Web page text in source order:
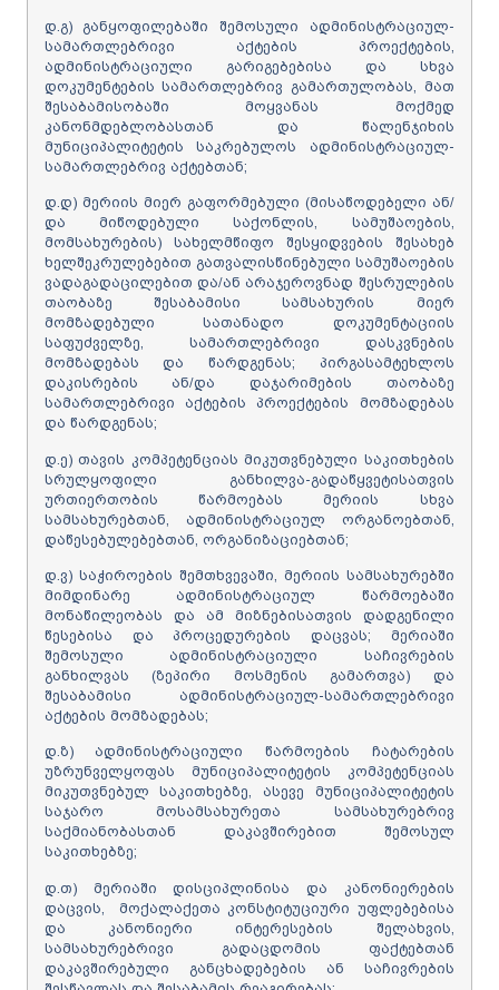
დ.გ) განყოფილებაში შემოსული ადმინისტრაციულ-
სამართლებრივი აქტების პროექტების,
ადმინისტრაციული გარიგებებისა და სხვა
დოკუმენტების სამართლებრივ გამართულობას, მათ
შესაბამისობაში მოყვანას მოქმედ
კანონმდებლობასთან და წალენჯიხის
მუნიციპალიტეტის საკრებულოს ადმინისტრაციულ-
სამართლებრივ აქტებთან;
დ.დ) მერიის მიერ გაფორმებული (მისაწოდებელი ან/
და მიწოდებული საქონლის, სამუშაოების,
მომსახურების) სახელმწიფო შესყიდვების შესახებ
ხელშეკრულებებით გათვალისწინებული სამუშაოების
ვადაგადაცილებით და/ან არაჯეროვნად შესრულების
თაობაზე შესაბამისი სამსახურის მიერ
მომზადებული სათანადო დოკუმენტაციის
საფუძველზე, სამართლებრივი დასკვნების
მომზადებას და წარდგენას; პირგასამტეხლოს
დაკისრების ან/და დაჯარიმების თაობაზე
სამართლებრივი აქტების პროექტების მომზადებას
და წარდგენას;
დ.ე) თავის კომპეტენციას მიკუთვნებული საკითხების
სრულყოფილი განხილვა-გადაწყვეტისათვის
ურთიერთობის წარმოებას მერიის სხვა
სამსახურებთან, ადმინისტრაციულ ორგანოებთან,
დაწესებულებებთან, ორგანიზაციებთან;
დ.ვ) საჭიროების შემთხვევაში, მერიის სამსახურებში
მიმდინარე ადმინისტრაციულ წარმოებაში
მონაწილეობას და ამ მიზნებისათვის დადგენილი
წესებისა და პროცედურების დაცვას; მერიაში
შემოსული ადმინისტრაციული საჩივრების
განხილვას (ზეპირი მოსმენის გამართვა) და
შესაბამისი ადმინისტრაციულ-სამართლებრივი
აქტების მომზადებას;
დ.ზ) ადმინისტრაციული წარმოების ჩატარების
უზრუნველყოფას მუნიციპალიტეტის კომპეტენციას
მიკუთვნებულ საკითხებზე, ასევე მუნიციპალიტეტის
საჯარო მოსამსახურეთა სამსახურებრივ
საქმიანობასთან დაკავშირებით შემოსულ
საკითხებზე;
დ.თ) მერიაში დისციპლინისა და კანონიერების
დაცვის, მოქალაქეთა კონსტიტუციური უფლებებისა
და კანონიერი ინტერესების შელახვის,
სამსახურებრივი გადაცდომის ფაქტებთან
დაკავშირებული განცხადებების ან საჩივრების